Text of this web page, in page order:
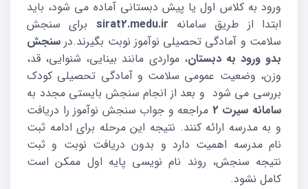
ورود به کلاس اول یا پیش دبستانی آماده می شود، باید
ابتدا از طریق سامانه sirat2.medu.ir برای سنجش
سلامت و آمادگی تحصیلی نوآموز نوبت بگیرند.در سنجش
بدو ورود به دبستان، مواردی مانند بینایی، شنوایی، قد،
وزن، وضعیت عمومی سلامت و آمادگی تحصیلی کودک
بررسی می شود و بعد از انجام سنجش بایستی مجدد به
سامانه سیرت 2
مراجعه و جواب سنجش نوآموز را دریافت
و به مدرسه ارائه کنند. نتیجه این مرحله برای ادامه ثبت
نام مدرسه اهمیت دارد و بدون دریافت نوبت و ثبت
نتیجه سنجش، روند نام نویسی پایه اول ممکن است
کامل نشود.